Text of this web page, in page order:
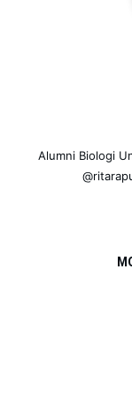
Alumni Biologi